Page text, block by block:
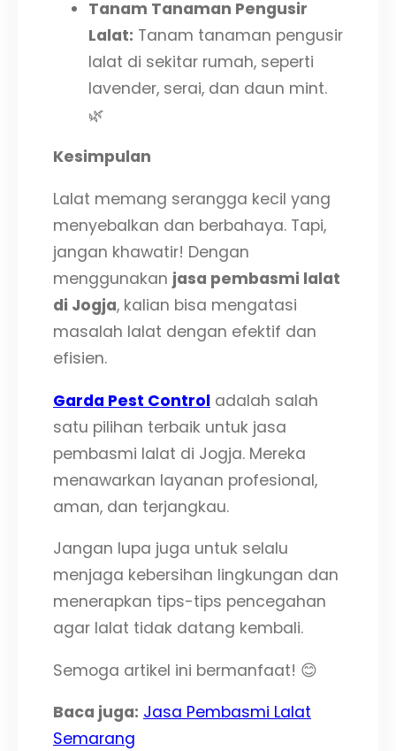
Tanam Tanaman Pengusir
Lalat: Tanam tanaman pengusir
lalat di sekitar rumah, seperti
lavender, serai, dan daun mint.
🌿
Kesimpulan
Lalat memang serangga kecil yang
menyebalkan dan berbahaya. Tapi,
jangan khawatir! Dengan
menggunakan jasa pembasmi lalat
di Jogja, kalian bisa mengatasi
masalah lalat dengan efektif dan
efisien.
Garda Pest Control adalah salah
satu pilihan terbaik untuk jasa
pembasmi lalat di Jogja. Mereka
menawarkan layanan profesional,
aman, dan terjangkau.
Jangan lupa juga untuk selalu
menjaga kebersihan lingkungan dan
menerapkan tips-tips pencegahan
agar lalat tidak datang kembali.
Semoga artikel ini bermanfaat! 😊
Baca juga: Jasa Pembasmi Lalat
Semarang